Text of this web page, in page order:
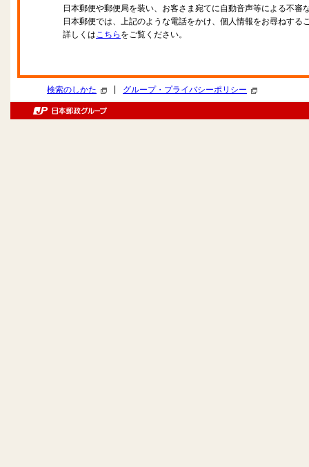
日本郵便や郵便局を装い、お客さま宛てに自動音声等による不審
日本郵便では、上記のような電話をかけ、個人情報をお尋ねする
詳しくはこちら をご覧ください。
検索のしかた グループ・プライバシーポリシー